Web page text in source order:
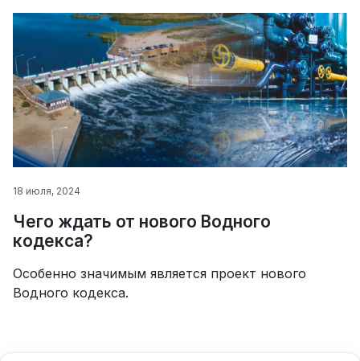
18 июля, 2024
Чего ждать от нового Водного
кодекса?
Особенно значимым является проект нового
Водного кодекса.